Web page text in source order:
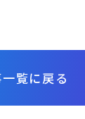
覧に戻る